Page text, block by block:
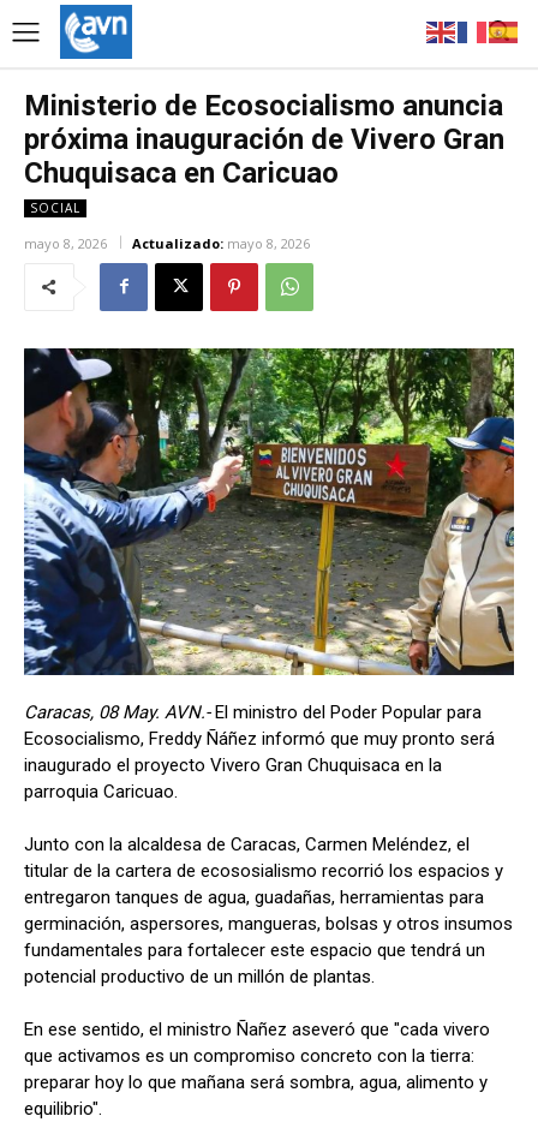
Ministerio de Ecosocialismo anuncia
próxima inauguración de Vivero Gran
Chuquisaca en Caricuao
SOCIAL
mayo 8, 2026 Actualizado: mayo 8, 2026
Caracas, 08 May. AVN.-El ministro del Poder Popular para
Ecosocialismo, Freddy Ñáñez informó que muy pronto será
inaugurado el proyecto Vivero Gran Chuquisaca en la
parroquia Caricuao.
Junto con la alcaldesa de Caracas, Carmen Meléndez, el
titular de la cartera de ecososialismo recorrió los espacios y
entregaron tanques de agua, guadañas, herramientas para
germinación, aspersores, mangueras, bolsas y otros insumos
fundamentales para fortalecer este espacio que tendrá un
potencial productivo de un millón de plantas.
En ese sentido, el ministro Ñañez aseveró que "cada vivero
que activamos es un compromiso concreto con la tierra:
preparar hoy lo que mañana será sombra, agua, alimento y
equilibrio".